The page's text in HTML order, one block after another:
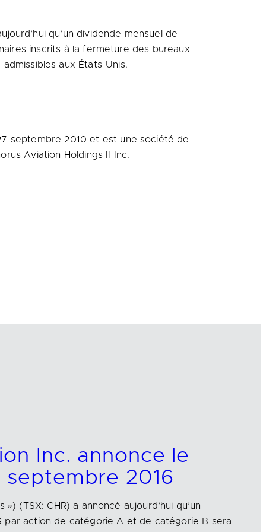
qu’un dividende mensuel de
inscrits à la fermeture des bureaux
aux États-Unis.
septembre 2010 et est une société de
Aviation Holdings II Inc.
Inc. annonce le
2016
(TSX: CHR) a annoncé aujourd’hui qu’un
par action de catégorie A et de catégorie B sera